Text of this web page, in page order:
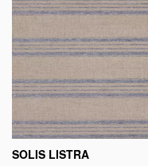
SOLIS LISTRA